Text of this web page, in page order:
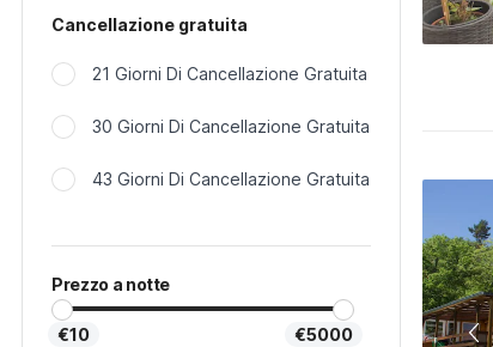
Cancellazione gratuita
21 Giorni Di Cancellazione Gratuita
30 Giorni Di Cancellazione Gratuita
43 Giorni Di Cancellazione Gratuita
Prezzo a notte
€10 €5000